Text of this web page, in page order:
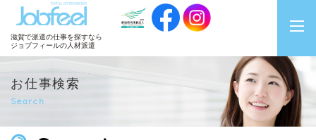
JobFeel
滋賀で派遣の仕事を探すなら
ジョブフィールの人材派遣
お仕事検索
Search